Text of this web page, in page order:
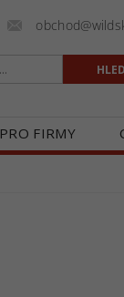
PRO FIRMY